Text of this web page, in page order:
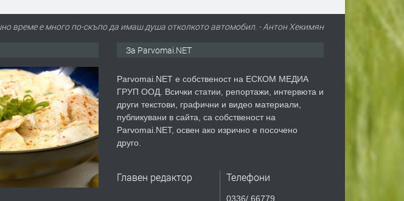
време е много по-скъпо да имаш душа отколкото автомобил. - Антон Хекимян
За Parvomai.NET
Parvomai.NET е собственост на ЕСКОМ МЕДИА
ГРУП ООД. Всички статии, репортажи, интервюта и
други текстови, графични и видео материали,
публикувани в сайта, са собственост на
Parvomai.NET, освен ако изрично е посочено
друго.
Главен редактор Телефони
0336/ 66779